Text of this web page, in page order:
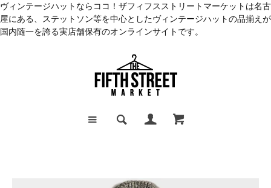
ヴィンテージハットならココ！ザフィフスストリートマーケットは名古
屋にある、ステットソン等を中心としたヴィンテージハットの品揃えが
国内随一を誇る実店舗保有のオンラインサイトです。